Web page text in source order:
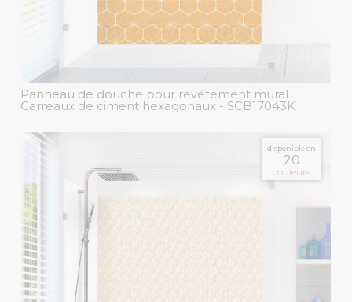
Panneau de douche pour revêtement mural
Carreaux de ciment hexagonaux - SCB17043K
disponible en
20
couleurs